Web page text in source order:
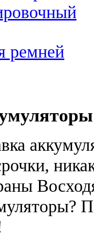
ремней